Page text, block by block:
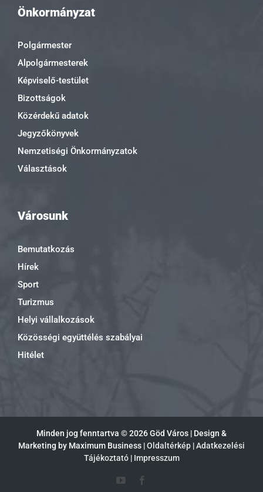
Önkormányzat
Polgármester
Alpolgármesterek
Képviselő-testület
Bizottságok
Közérdekű adatok
Jegyzőkönyvek
Nemzetiségi Önkormányzatok
Választások
Városunk
Bemutatkozás
Hírek
Sport
Turizmus
Helyi vállalkozások
Közösségi együttélés szabályai
Hitélet
Minden jog fenntartva ©2026 Göd Város | Design &
Marketing by Maximum Business |Oldaltérkép |Adatkezelési
Tájékoztató| Impresszum
YouTube